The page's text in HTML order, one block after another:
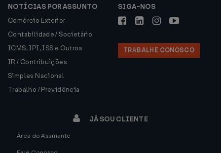
NOTÍCIAS POR ASSUNTO
Comércio Exterior
Contabilidade / Societário
ICMS, IPI, ISS e Outros
IR / Contribuições
Simples Nacional
Trabalho / Previdência
SIGA-NOS
TRABALHE CONOSCO
JÁ SOU CLIENTE
Área do Assinante